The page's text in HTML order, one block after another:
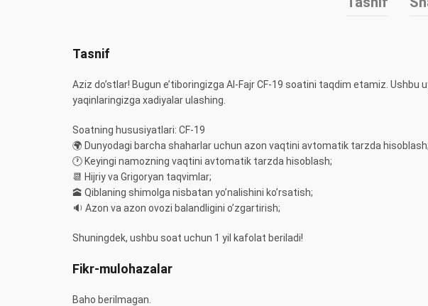
Tasnif
Aziz do’stlar! Bugun e’tiboringizga Al-Fajr CF-19 soatini taqdim etamiz.
yaqinlaringizga xadiyalar ulashing.
Soatning hususiyatlari: CF-19
🌍 Dunyodagi barcha shaharlar uchun azon vaqtini avtomatik tarzda hisoblash;
🕐 Keyingi namozning vaqtini avtomatik tarzda hisoblash;
📆 Hijriy va Grigoryan taqvimlar;
🕋 Qiblaning shimolga nisbatan yo’nalishini ko’rsatish;
🔉 Azon va azon ovozi balandligini o’zgartirish;
Shuningdek, ushbu soat uchun 1 yil kafolat beriladi!
Fikr-mulohazalar
Baho berilmagan.